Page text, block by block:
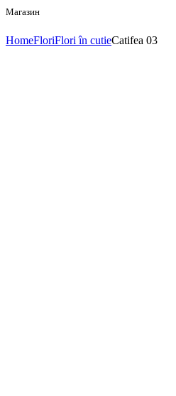
Магазин
HomeFloriFlori în cutieCatifea 03